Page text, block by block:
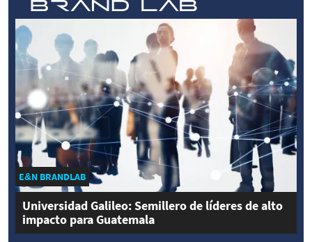
E&N BRANDLAB
Universidad Galileo: Semillero de líderes de alto
impacto para Guatemala